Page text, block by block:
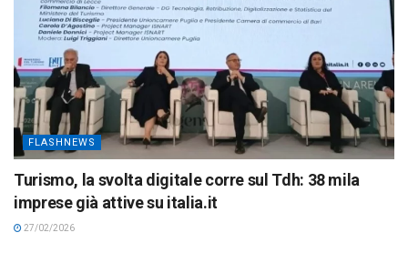
FLASHNEWS
Turismo, la svolta digitale corre sul Tdh: 38 mila
imprese già attive su italia.it
27/02/2026